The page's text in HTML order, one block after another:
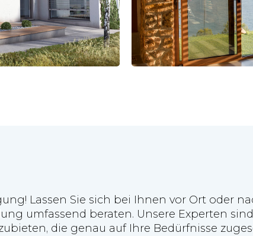
Lassen Sie sich bei Ihnen vor Ort oder
umfassend beraten. Unsere Experten
die genau auf Ihre Bedürfnisse